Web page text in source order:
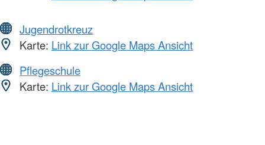
Jugendrotkreuz
Karte: Link zur Google Maps Ansicht
Pflegeschule
Karte: Link zur Google Maps Ansicht